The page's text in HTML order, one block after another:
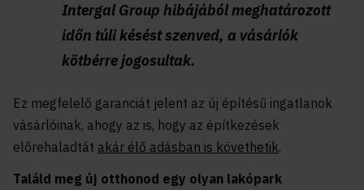
Intergal Group hibájából meghatározott
időn túli késést szenved, a vásárlók
kötbérre jogosultak.
Ez megfelelő garanciát jelent az új építésű ingatlanok
vásárlóinak, ahogy az is, hogy az építkezések
előrehaladtát akár élő adásban is követhetik.
Találd meg új otthonod egy olyan lakópark